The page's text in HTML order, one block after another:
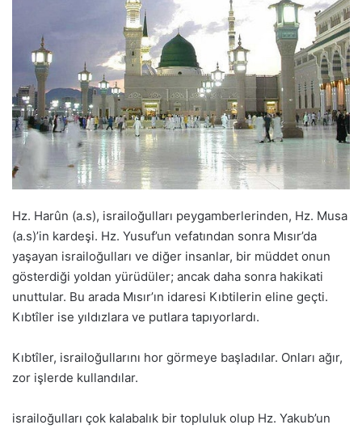
Hz. Harûn (a.s), israiloğulları peygamberlerinden, Hz. Musa
(a.s)’in kardeşi. Hz. Yusuf’un vefatından sonra Mısır’da
yaşayan israiloğulları ve diğer insanlar, bir müddet onun
gösterdiği yoldan yürüdüler; ancak daha sonra hakikati
unuttular. Bu arada Mısır’ın idaresi Kıbtilerin eline geçti.
Kıbtîler ise yıldızlara ve putlara tapıyorlardı.
Kıbtîler, israiloğullarını hor görmeye başladılar. Onları ağır,
zor işlerde kullandılar.
israiloğulları çok kalabalık bir topluluk olup Hz. Yakub’un